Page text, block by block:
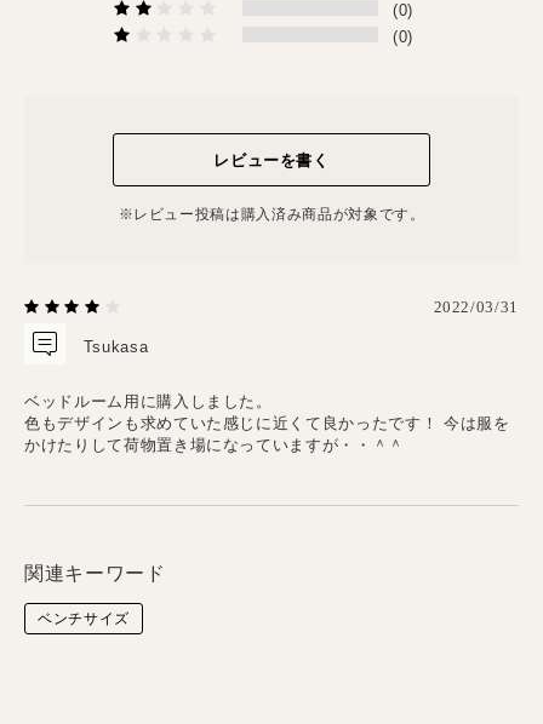
(0)
(0)
レビューを書く
※レビュー投稿は購⼊済み商品が対象です。
2022/03/31
Tsukasa
ベッドルーム用に購入しました。
色もデザインも求めていた感じに近くて良かったです！
今は服を
かけたりして荷物置き場になっていますが・・＾＾
関連キーワード
ベンチサイズ